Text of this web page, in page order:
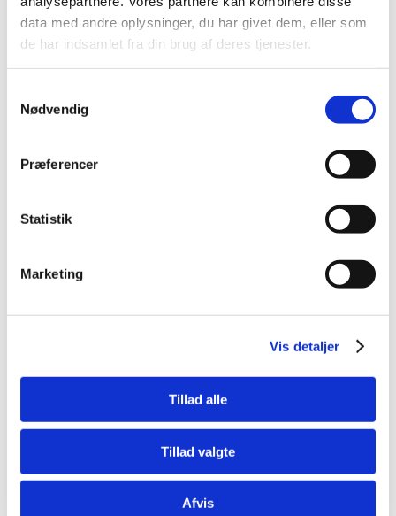
data med andre oplysninger, du har givet dem, eller som
de har indsamlet fra din brug af deres tjenester.
Nødvendig
Præferencer
Statistik
Marketing
Vis detaljer
Tillad alle
Tillad valgte
Afvis
Information Specifikationer
Trixie Premio Tuna Rolls er lækre og smagfulde
Kombinationen af tun (53 %) og kylling (30 %) giver en
intens smag, som selv kræsne katte har svært ved at
velegnede til katte i alle aldre. De kan anvendes som
Det høje indhold af animalske ingredienser bidrager til god
smagelighed og gør snacken til et attraktivt supplement til
Fordele ved Trixie Premio Tuna Rolls:
Højt indhold af tun (53 %) og kylling (30 %)